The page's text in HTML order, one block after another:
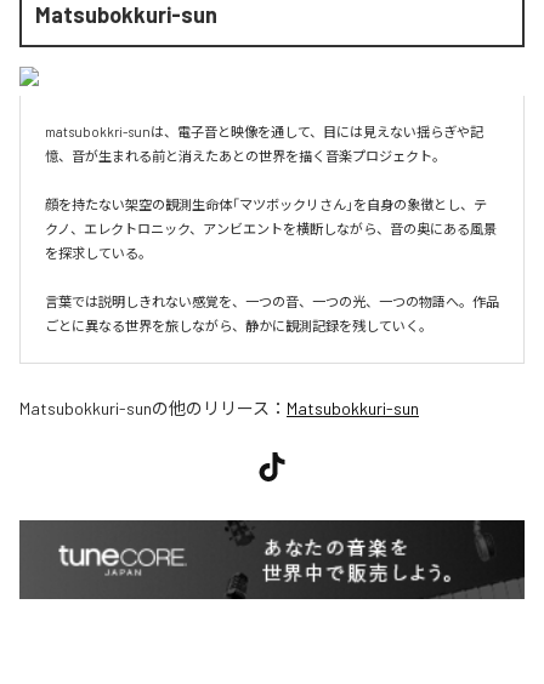
Matsubokkuri-sun
matsubokkri-sunは、電子音と映像を通して、目には見えない揺らぎや記
憶、音が生まれる前と消えたあとの世界を描く音楽プロジェクト。
顔を持たない架空の観測生命体「マツボックリさん」を自身の象徴とし、テ
クノ、エレクトロニック、アンビエントを横断しながら、音の奥にある風景
を探求している。
言葉では説明しきれない感覚を、一つの音、一つの光、一つの物語へ。作品
ごとに異なる世界を旅しながら、静かに観測記録を残していく。
Matsubokkuri-sunの他のリリース： Matsubokkuri-sun